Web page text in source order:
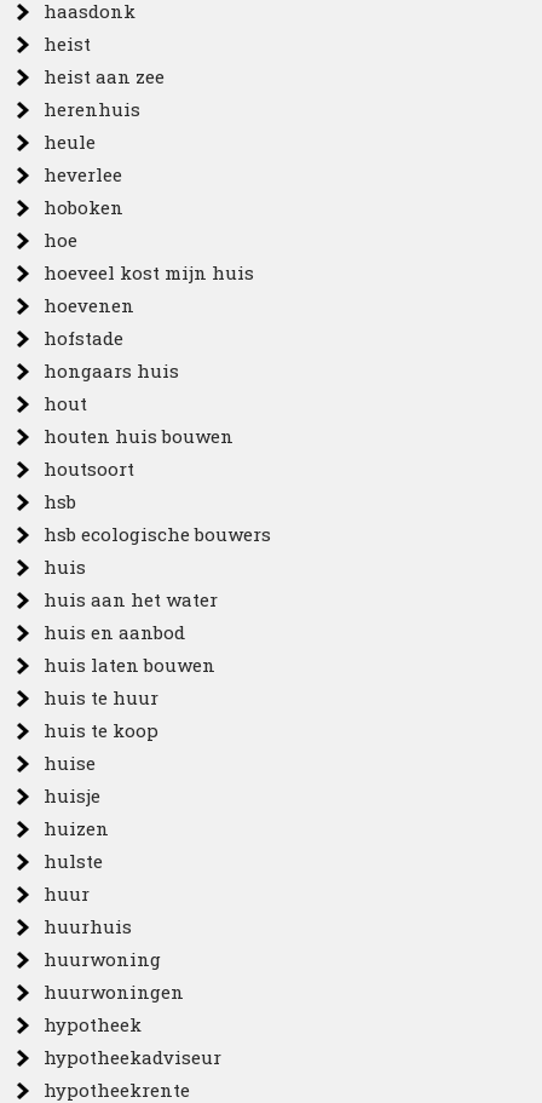
haasdonk
heist
heist aan zee
herenhuis
heule
heverlee
hoboken
hoe
hoeveel kost mijn huis
hoevenen
hofstade
hongaars huis
hout
houten huis bouwen
houtsoort
hsb
hsb ecologische bouwers
huis
huis aan het water
huis en aanbod
huis laten bouwen
huis te huur
huis te koop
huise
huisje
huizen
hulste
huur
huurhuis
huurwoning
huurwoningen
hypotheek
hypotheekadviseur
hypotheekrente